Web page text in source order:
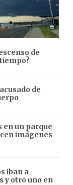
de
de
en un parque
imágenes
iban a
y otro uno en